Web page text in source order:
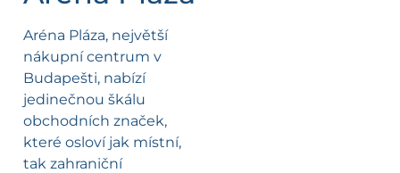
Aréna Pláza, největší
nákupní centrum v
Budapešti, nabízí
jedinečnou škálu
obchodních značek,
které osloví jak místní,
tak zahraniční